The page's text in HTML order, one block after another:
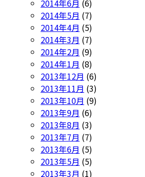
2014年6月 (6)
2014年5月 (7)
2014年4月 (5)
2014年3月 (7)
2014年2月 (9)
2014年1月 (8)
2013年12月 (6)
2013年11月 (3)
2013年10月 (9)
2013年9月 (6)
2013年8月 (3)
2013年7月 (7)
2013年6月 (5)
2013年5月 (5)
2013年3月 (1)